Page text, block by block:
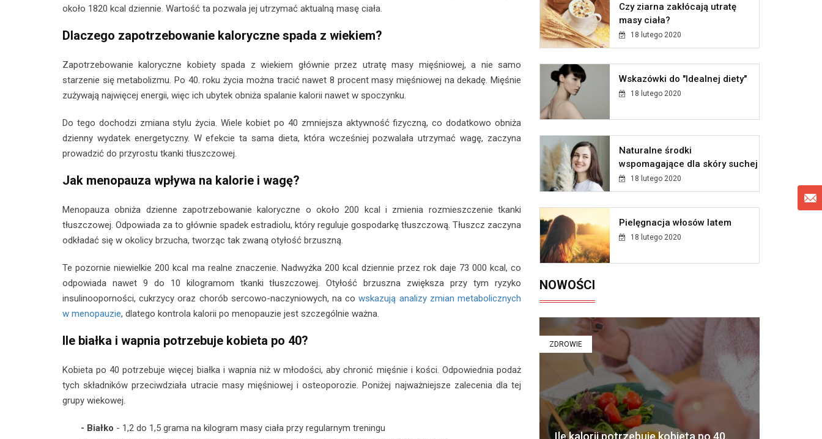
około 1820 kcal dziennie. Wartość ta pozwala jej utrzymać aktualną masę ciała.
Dlaczego zapotrzebowanie kaloryczne spada z wiekiem?
Zapotrzebowanie kaloryczne kobiety spada z wiekiem głównie przez utratę masy mięśniowej, a nie samo
starzenie się metabolizmu. Po 40. roku życia można tracić nawet 8 procent masy mięśniowej na dekadę. Mięśnie
zużywają najwięcej energii, więc ich ubytek obniża spalanie kalorii nawet w spoczynku.
Do tego dochodzi zmiana stylu życia. Wiele kobiet po 40 zmniejsza aktywność fizyczną, co dodatkowo obniża
dzienny wydatek energetyczny. W efekcie ta sama dieta, która wcześniej pozwalała utrzymać wagę, zaczyna
prowadzić do przyrostu tkanki tłuszczowej.
Jak menopauza wpływa na kalorie i wagę?
Menopauza obniża dzienne zapotrzebowanie kaloryczne o około 200 kcal i zmienia rozmieszczenie tkanki
tłuszczowej. Odpowiada za to głównie spadek estradiolu, który reguluje gospodarkę tłuszczową. Tłuszcz zaczyna
odkładać się w okolicy brzucha, tworząc tak zwaną otyłość brzuszną.
Te pozornie niewielkie 200 kcal ma realne znaczenie. Nadwyżka 200 kcal dziennie przez rok daje 73 000 kcal, co
odpowiada nawet 9 do 10 kilogramom tkanki tłuszczowej. Otyłość brzuszna zwiększa przy tym ryzyko
insulinooporności, cukrzycy oraz chorób sercowo-naczyniowych, na cowskazują analizy zmian metabolicznych
w menopauzie, dlatego kontrola kalorii po menopauzie jest szczególnie ważna.
Ile białka i wapnia potrzebuje kobieta po 40?
Kobieta po 40 potrzebuje więcej białka i wapnia niż w młodości, aby chronić mięśnie i kości. Odpowiednia podaż
tych składników przeciwdziała utracie masy mięśniowej i osteoporozie. Poniżej najważniejsze zalecenia dla tej
grupy wiekowej.
- Białko - 1,2 do 1,5 grama na kilogram masy ciała przy regularnym treningu
Czy ziarna zakłócają utratę
masy ciała?
18 lutego 2020
Wskazówki do "Idealnej diety"
18 lutego 2020
Naturalne środki
wspomagające dla skóry suchej
18 lutego 2020
Pielęgnacja włosów latem
18 lutego 2020
NOWOŚCI
ZDROWIE
Ile kalorii potrzebuje kobieta po 40.